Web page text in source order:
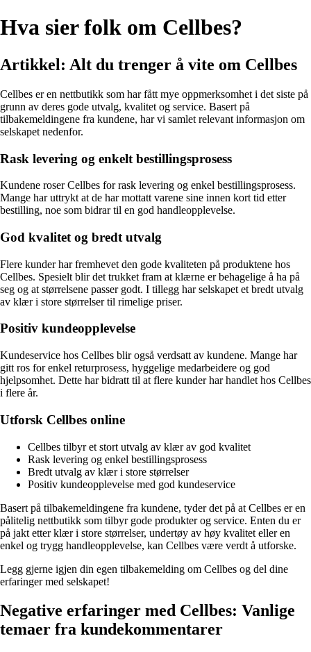
Hva sier folk om Cellbes?
Artikkel: Alt du trenger å vite om Cellbes
Cellbes er en nettbutikk som har fått mye oppmerksomhet i det siste på
grunn av deres gode utvalg, kvalitet og service. Basert på
tilbakemeldingene fra kundene, har vi samlet relevant informasjon om
selskapet nedenfor.
Rask levering og enkelt bestillingsprosess
Kundene roser Cellbes for rask levering og enkel bestillingsprosess.
Mange har uttrykt at de har mottatt varene sine innen kort tid etter
bestilling, noe som bidrar til en god handleopplevelse.
God kvalitet og bredt utvalg
Flere kunder har fremhevet den gode kvaliteten på produktene hos
Cellbes. Spesielt blir det trukket fram at klærne er behagelige å ha på
seg og at størrelsene passer godt. I tillegg har selskapet et bredt utvalg
av klær i store størrelser til rimelige priser.
Positiv kundeopplevelse
Kundeservice hos Cellbes blir også verdsatt av kundene. Mange har
gitt ros for enkel returprosess, hyggelige medarbeidere og god
hjelpsomhet. Dette har bidratt til at flere kunder har handlet hos Cellbes
i flere år.
Utforsk Cellbes online
Cellbes tilbyr et stort utvalg av klær av god kvalitet
Rask levering og enkel bestillingsprosess
Bredt utvalg av klær i store størrelser
Positiv kundeopplevelse med god kundeservice
Basert på tilbakemeldingene fra kundene, tyder det på at Cellbes er en
pålitelig nettbutikk som tilbyr gode produkter og service. Enten du er
på jakt etter klær i store størrelser, undertøy av høy kvalitet eller en
enkel og trygg handleopplevelse, kan Cellbes være verdt å utforske.
Legg gjerne igjen din egen tilbakemelding om Cellbes og del dine
erfaringer med selskapet!
Negative erfaringer med Cellbes: Vanlige
temaer fra kundekommentarer